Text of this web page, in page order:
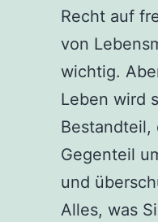
Recht auf
von
wichtig.
Leben wird
Bestandteil,
Gegenteil
und
Alles, was